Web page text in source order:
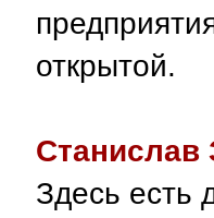
открытой.
Станислав
Здесь есть